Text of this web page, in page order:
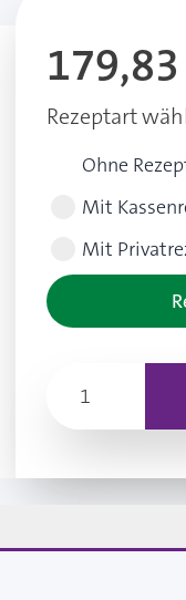
Rezeptart
Ohne
Mit
Mit